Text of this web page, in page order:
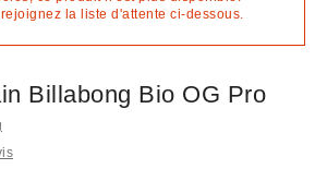
la liste d'attente ci-dessous.
Billabong Bio OG Pro